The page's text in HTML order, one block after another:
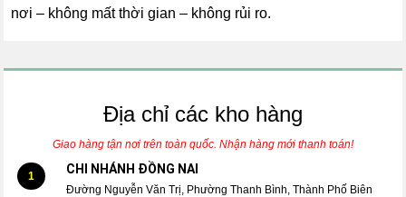
nơi – không mất thời gian – không rủi ro.
Địa chỉ các kho hàng
Giao hàng tận nơi trên toàn quốc. Nhận hàng mới thanh toán!
1 CHI NHÁNH ĐỒNG NAI
Đường Nguyễn Văn Trị, Phường Thanh Bình, Thành Phố Biên